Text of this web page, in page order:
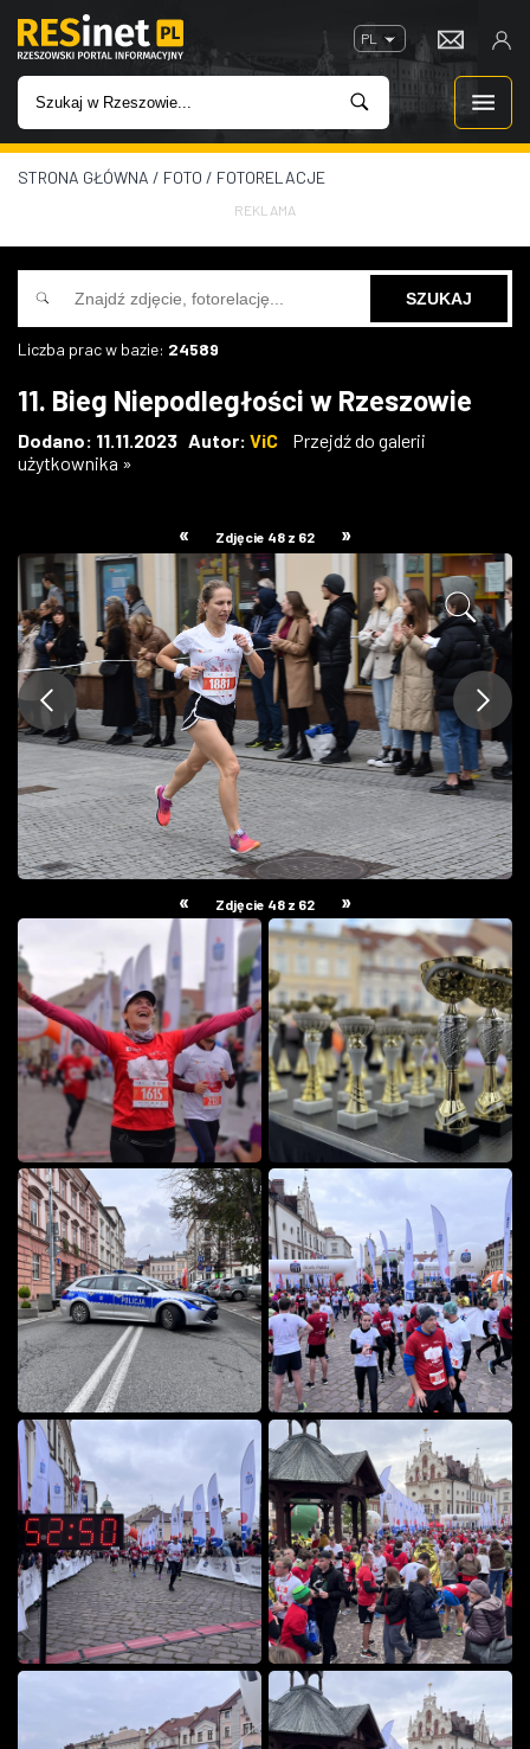
PL
WIADOMOŚCI
INWESTYCJE
IMPREZY
W KINACH
ZDJĘCIA
W RZESZOWIE
STRONA GŁÓWNA / FOTO / FOTORELACJE
REKLAMA
Liczba prac w bazie: 24589
11. Bieg Niepodległości w Rzeszowie
Dodano: 11.11.2023 Autor: ViC
Przejdź do galerii
użytkownika »
« Zdjęcie 48 z 62 »
« Zdjęcie 48 z 62 »